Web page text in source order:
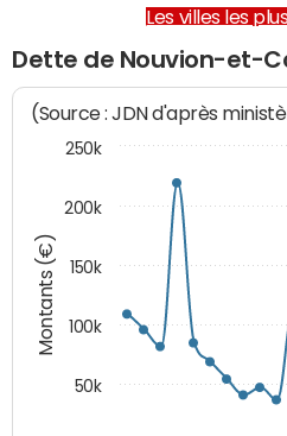
Les villes les
Dette de Nouvion-et-
Montants (€)
(Source : JDN d'après
50k
100k
150k
200k
250k